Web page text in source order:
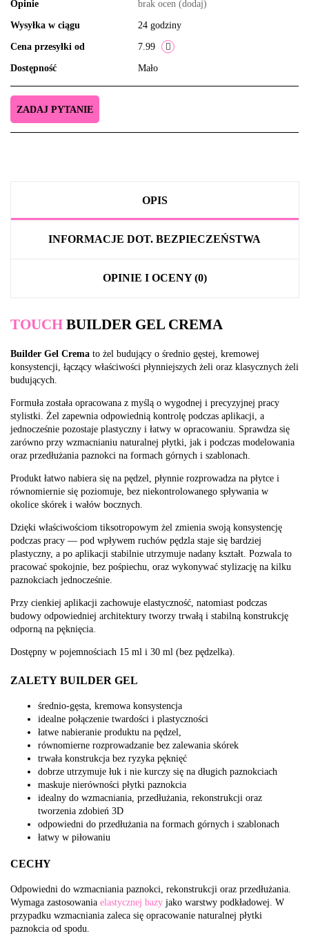
Opinie brak ocen (dodaj)
Wysyłka w ciągu 24 godziny
Cena przesyłki od 7.99
Dostępność Mało
ZADAJ PYTANIE
OPIS
INFORMACJE DOT. BEZPIECZEŃSTWA
OPINIE I OCENY (0)
TOUCH BUILDER GEL CREMA
Builder Gel Crema to żel budujący o średnio gęstej, kremowej
konsystencji, łączący właściwości płynniejszych żeli oraz klasycznych żeli
budujących.
Formuła została opracowana z myślą o wygodnej i precyzyjnej pracy
stylistki. Żel zapewnia odpowiednią kontrolę podczas aplikacji, a
jednocześnie pozostaje plastyczny i łatwy w opracowaniu. Sprawdza się
zarówno przy wzmacnianiu naturalnej płytki, jak i podczas modelowania
oraz przedłużania paznokci na formach górnych i szablonach.
Produkt łatwo nabiera się na pędzel, płynnie rozprowadza na płytce i
równomiernie się poziomuje, bez niekontrolowanego spływania w
okolice skórek i wałów bocznych.
Dzięki właściwościom tiksotropowym żel zmienia swoją konsystencję
podczas pracy — pod wpływem ruchów pędzla staje się bardziej
plastyczny, a po aplikacji stabilnie utrzymuje nadany kształt. Pozwala to
pracować spokojnie, bez pośpiechu, oraz wykonywać stylizację na kilku
paznokciach jednocześnie.
Przy cienkiej aplikacji zachowuje elastyczność, natomiast podczas
budowy odpowiedniej architektury tworzy trwałą i stabilną konstrukcję
odporną na pęknięcia.
Dostępny w pojemnościach 15 ml i 30 ml (bez pędzelka).
ZALETY BUILDER GEL
średnio-gęsta, kremowa konsystencja
idealne połączenie twardości i plastyczności
łatwe nabieranie produktu na pędzel,
równomierne rozprowadzanie bez zalewania skórek
trwała konstrukcja bez ryzyka pęknięć
dobrze utrzymuje łuk i nie kurczy się na długich paznokciach
maskuje nierówności płytki paznokcia
idealny do wzmacniania, przedłużania, rekonstrukcji oraz
tworzenia zdobień 3D
odpowiedni do przedłużania na formach górnych i szablonach
łatwy w piłowaniu
CECHY
Odpowiedni do wzmacniania paznokci, rekonstrukcji oraz przedłużania.
Wymaga zastosowania elastycznej bazy jako warstwy podkładowej. W
przypadku wzmacniania zaleca się opracowanie naturalnej płytki
paznokcia od spodu.